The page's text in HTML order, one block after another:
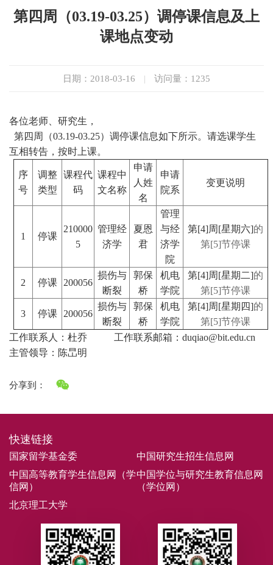
第四周（03.19-03.25）调停课信息及上
课地点变动
日期：2018-03-16 | 访问量： 1235
各位老师、研究生，
第四周（03.19-03.25）调停课信息如下所示。请选课学生
互相转告，按时上课。
序
号
调整
类型
课程代
码
课程中
文名称
申请
人姓
名
申请
院系
变更说明
1 停课
210000
5
管理经
济学
夏恩
君
管理
与经
济学
院
第[4]周[星期六]的
第[5]节停课
2 停课 200056
损伤与
断裂
郭保
桥
机电
学院
第[4]周[星期二]的
第[5]节停课
3 停课 200056
损伤与
断裂
郭保
桥
机电
学院
第[4]周[星期四]的
第[5]节停课
工作联系人：杜乔 工作联系邮箱：duqiao@bit.edu.cn
主管领导：陈旵明
分享到：
快速链接
国家留学基金委
中国研究生招生信息网
中国高等教育学生信息网（学
信网）
中国学位与研究生教育信息网
（学位网）
北京理工大学